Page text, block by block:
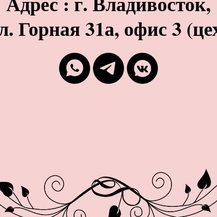
Горная 31а, офис 3